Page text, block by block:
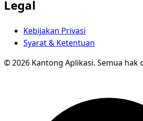
Legal
Kebijakan Privasi
Syarat & Ketentuan
© 2026 Kantong Aplikasi. Semua hak